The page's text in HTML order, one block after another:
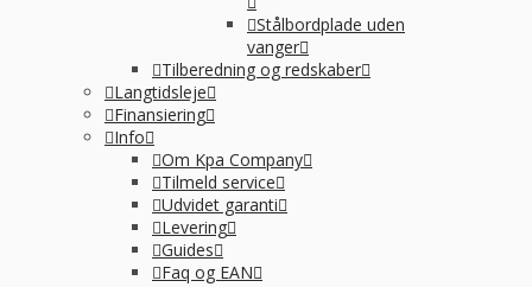
Stålbordplade uden
vanger
Tilberedning og redskaber
Langtidsleje
Finansiering
Info
Om Kpa Company
Tilmeld service
Udvidet garanti
Levering
Guides
Faq og EAN